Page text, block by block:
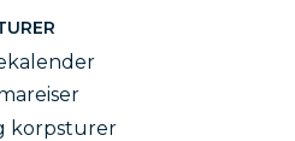
korpsturer